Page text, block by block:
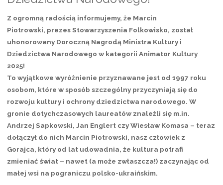
Z ogromną radością informujemy, że Marcin
Piotrowski, prezes Stowarzyszenia Folkowisko, został
uhonorowany Doroczną Nagrodą Ministra Kultury i
Dziedzictwa Narodowego w kategorii Animator Kultury
2025!
To wyjątkowe wyróżnienie przyznawane jest od 1997 roku
osobom, które w sposób szczególny przyczyniają się do
rozwoju kultury i ochrony dziedzictwa narodowego. W
gronie dotychczasowych laureatów znaleźli się m.in.
Andrzej Sapkowski, Jan Englert czy Wiesław Komasa – teraz
dołączył do nich Marcin Piotrowski, nasz człowiek z
Gorajca, który od lat udowadnia, że kultura potrafi
zmieniać świat – nawet (a może zwłaszcza!) zaczynając od
małej wsi na pograniczu polsko-ukraińskim.